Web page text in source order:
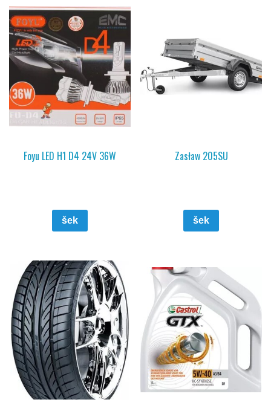
Foyu LED H1 D4 24V 36W
šek
Zasław 205SU
šek